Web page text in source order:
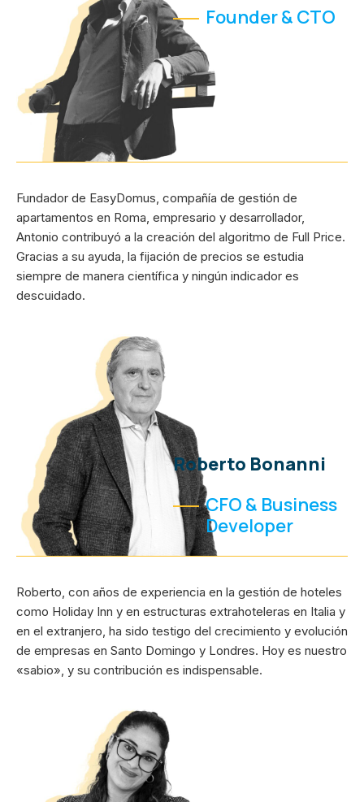
Founder & CTO
Fundador de EasyDomus, compañía de gestión de
apartamentos en Roma, empresario y desarrollador,
Antonio contribuyó a la creación del algoritmo de Full Price.
Gracias a su ayuda, la fijación de precios se estudia
siempre de manera científica y ningún indicador es
descuidado.
Roberto Bonanni
CFO & Business
Developer
Roberto, con años de experiencia en la gestión de hoteles
como Holiday Inn y en estructuras extrahoteleras en Italia y
en el extranjero, ha sido testigo del crecimiento y evolución
de empresas en Santo Domingo y Londres. Hoy es nuestro
«sabio», y su contribución es indispensable.